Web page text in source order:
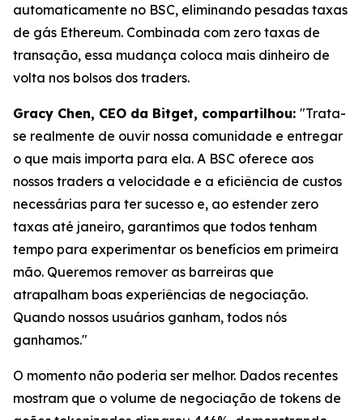
automaticamente no BSC, eliminando pesadas taxas
de gás Ethereum. Combinada com zero taxas de
transação, essa mudança coloca mais dinheiro de
volta nos bolsos dos traders.
Gracy Chen, CEO da Bitget, compartilhou: "Trata-
se realmente de ouvir nossa comunidade e entregar
o que mais importa para ela. A BSC oferece aos
nossos traders a velocidade e a eficiência de custos
necessárias para ter sucesso e, ao estender zero
taxas até janeiro, garantimos que todos tenham
tempo para experimentar os benefícios em primeira
mão. Queremos remover as barreiras que
atrapalham boas experiências de negociação.
Quando nossos usuários ganham, todos nós
ganhamos."
O momento não poderia ser melhor. Dados recentes
mostram que o volume de negociação de tokens de